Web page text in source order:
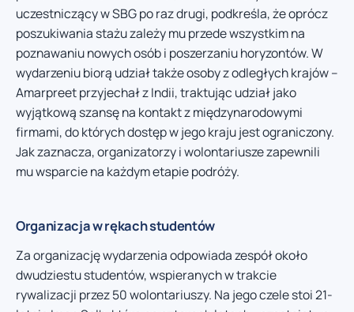
uczestniczący w SBG po raz drugi, podkreśla, że oprócz
poszukiwania stażu zależy mu przede wszystkim na
poznawaniu nowych osób i poszerzaniu horyzontów. W
wydarzeniu biorą udział także osoby z odległych krajów –
Amarpreet przyjechał z Indii, traktując udział jako
wyjątkową szansę na kontakt z międzynarodowymi
firmami, do których dostęp w jego kraju jest ograniczony.
Jak zaznacza, organizatorzy i wolontariusze zapewnili
mu wsparcie na każdym etapie podróży.
Organizacja w rękach studentów
Za organizację wydarzenia odpowiada zespół około
dwudziestu studentów, wspieranych w trakcie
rywalizacji przez 50 wolontariuszy. Na jego czele stoi 21-